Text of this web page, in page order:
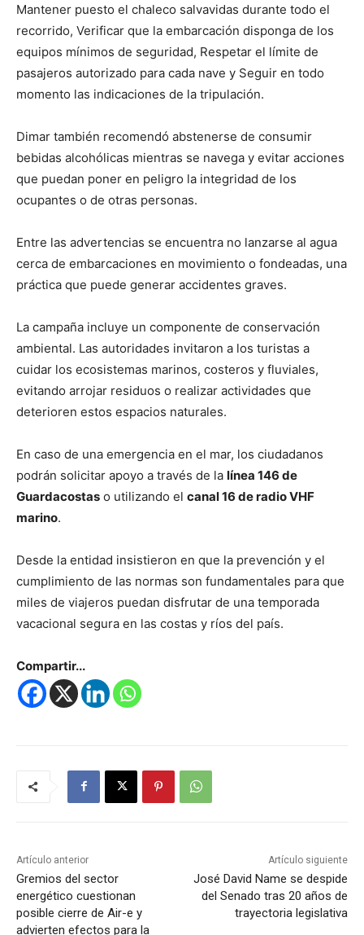
Mantener puesto el chaleco salvavidas durante todo el
recorrido, Verificar que la embarcación disponga de los
equipos mínimos de seguridad, Respetar el límite de
pasajeros autorizado para cada nave y Seguir en todo
momento las indicaciones de la tripulación.
Dimar también recomendó abstenerse de consumir
bebidas alcohólicas mientras se navega y evitar acciones
que puedan poner en peligro la integridad de los
ocupantes o de otras personas.
Entre las advertencias se encuentra no lanzarse al agua
cerca de embarcaciones en movimiento o fondeadas, una
práctica que puede generar accidentes graves.
La campaña incluye un componente de conservación
ambiental. Las autoridades invitaron a los turistas a
cuidar los ecosistemas marinos, costeros y fluviales,
evitando arrojar residuos o realizar actividades que
deterioren estos espacios naturales.
En caso de una emergencia en el mar, los ciudadanos
podrán solicitar apoyo a través de la línea 146 de
Guardacostas o utilizando el canal 16 de radio VHF
marino.
Desde la entidad insistieron en que la prevención y el
cumplimiento de las normas son fundamentales para que
miles de viajeros puedan disfrutar de una temporada
vacacional segura en las costas y ríos del país.
Compartir...
Artículo anterior
Gremios del sector
energético cuestionan
posible cierre de Air-e y
advierten efectos para la
Artículo siguiente
José David Name se despide
del Senado tras 20 años de
trayectoria legislativa